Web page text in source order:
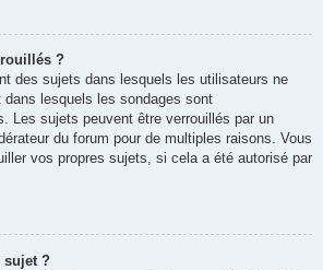
?
des sujets dans lesquels les utilisateurs ne
dans lesquels les sondages sont
Les sujets peuvent être verrouillés par un
du forum pour de multiples raisons. Vous
vos propres sujets, si cela a été autorisé par
sujet ?